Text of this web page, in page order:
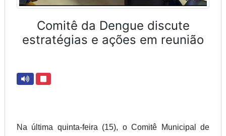
Comitê da Dengue discute
estratégias e ações em reunião
Na última quinta-feira (15), o Comitê Municipal de